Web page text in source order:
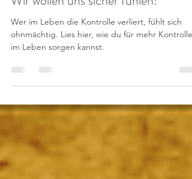
Wir wollen uns sicher fühlen!
Wer im Leben die Kontrolle verliert, fühlt sich
im Leben sorgen kannst.